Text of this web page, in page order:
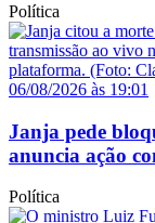
Política
06/08/2026 às 19:01
Janja pede
anuncia ação
Política